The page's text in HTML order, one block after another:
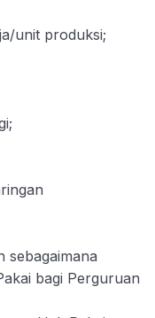
00:00
0/3
unit produksi;
sebagaimana
bagi Perguruan